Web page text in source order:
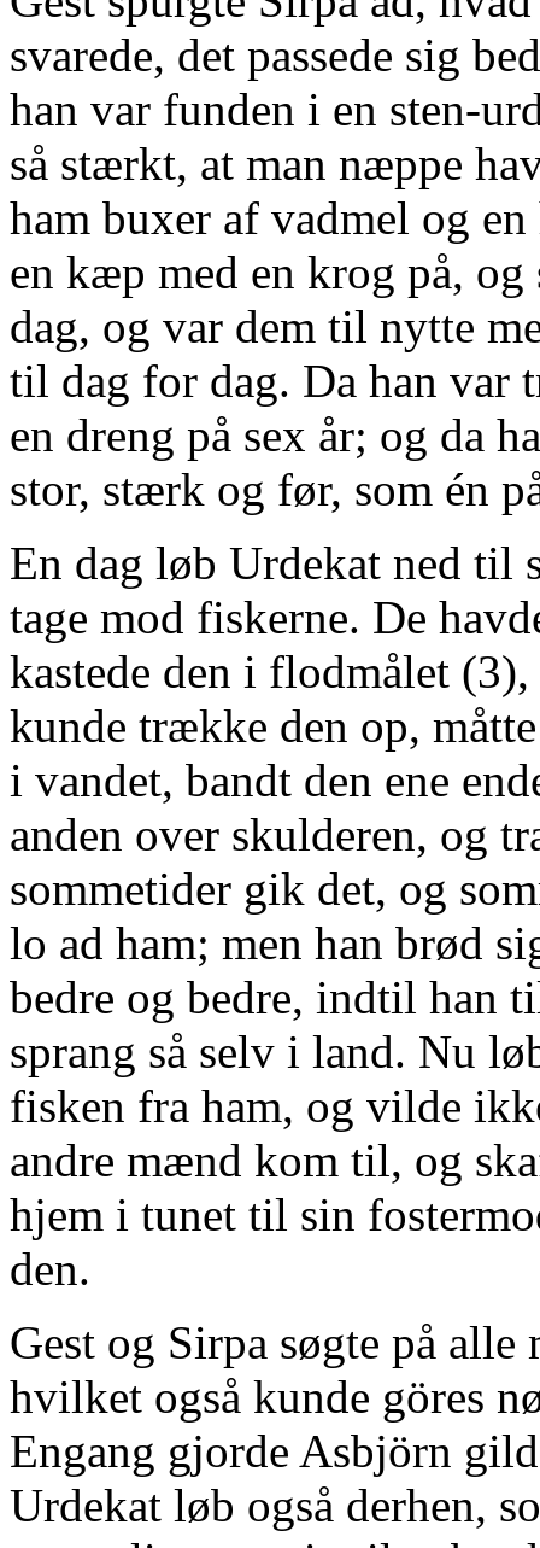
svarede, det passede sig
han var funden i en sten-
så stærkt, at man næppe
ham buxer af vadmel og
en kæp med en krog på,
dag, og var dem til nytte
til dag for dag. Da han var
en dreng på sex år; og da
stor, stærk og før, som én
En dag løb Urdekat ned til
tage mod fiskerne. De
kastede den i flodmålet
kunde trække den op,
i vandet, bandt den ene
anden over skulderen, og
sommetider gik det, og
lo ad ham; men han brød
bedre og bedre, indtil han
sprang så selv i land. Nu
fisken fra ham, og vilde
andre mænd kom til, og
hjem i tunet til sin
den.
Gest og Sirpa søgte på
hvilket også kunde göres
Engang gjorde Asbjörn
Urdekat løb også derhen,